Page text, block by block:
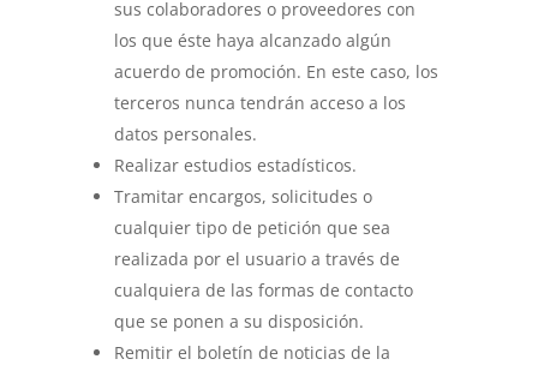
sus colaboradores o proveedores con
los que éste haya alcanzado algún
acuerdo de promoción. En este caso, los
terceros nunca tendrán acceso a los
datos personales.
Realizar estudios estadísticos.
Tramitar encargos, solicitudes o
cualquier tipo de petición que sea
realizada por el usuario a través de
cualquiera de las formas de contacto
que se ponen a su disposición.
Remitir el boletín de noticias de la